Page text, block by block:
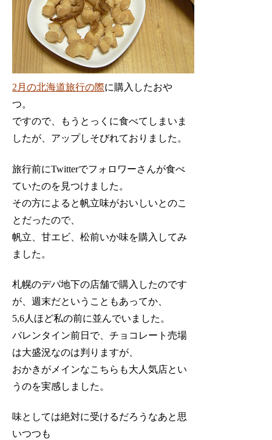
2月の北海道旅行の際に購入したおや
つ。
ですので、もうとっくに食べてしまいま
したが、アップしそびれておりました。
旅行前にTwitterでフォロワーさんが食べ
ていたのを見つけました。
その方によると帆立味がおいしいとのこ
とだったので、
帆立、甘エビ、松前いか味を購入してみ
ました。
札幌のデパ地下の店舗で購入したのです
が、週末だということもあってか、
5,6人ほど私の前に並んでいました。
バレンタイン前日で、チョコレート売場
は大盛況なのは判りますが、
おかきがメインなこちらも大人気店とい
うのを実感しました。
味としては絶対に受けるだろうなあと思
いつつも